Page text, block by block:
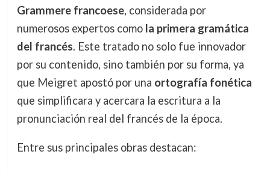
Grammere francoese, considerada por
numerosos expertos como la primera gramática
del francés. Este tratado no solo fue innovador
por su contenido, sino también por su forma, ya
que Meigret apostó por una ortografía fonética
que simplificara y acercara la escritura a la
pronunciación real del francés de la época.
Entre sus principales obras destacan: